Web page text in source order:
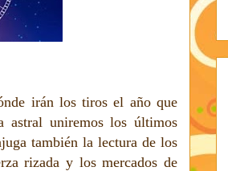
irán los tiros el año que
astral uniremos los últimos
también la lectura de los
rizada y los mercados de